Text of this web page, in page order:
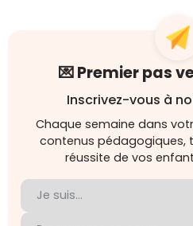
💌 Premier pas
Inscrivez-vous à
Chaque semaine dans
contenus pédagogiques,
réussite de vos